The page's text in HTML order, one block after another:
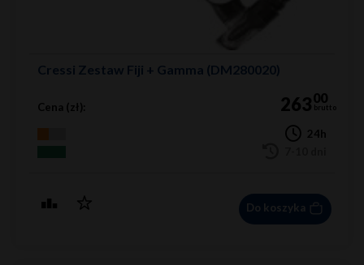
Cressi Zestaw Fiji + Gamma (DM280020)
Cena (zł): 26300
brutto
24h
Do koszyka